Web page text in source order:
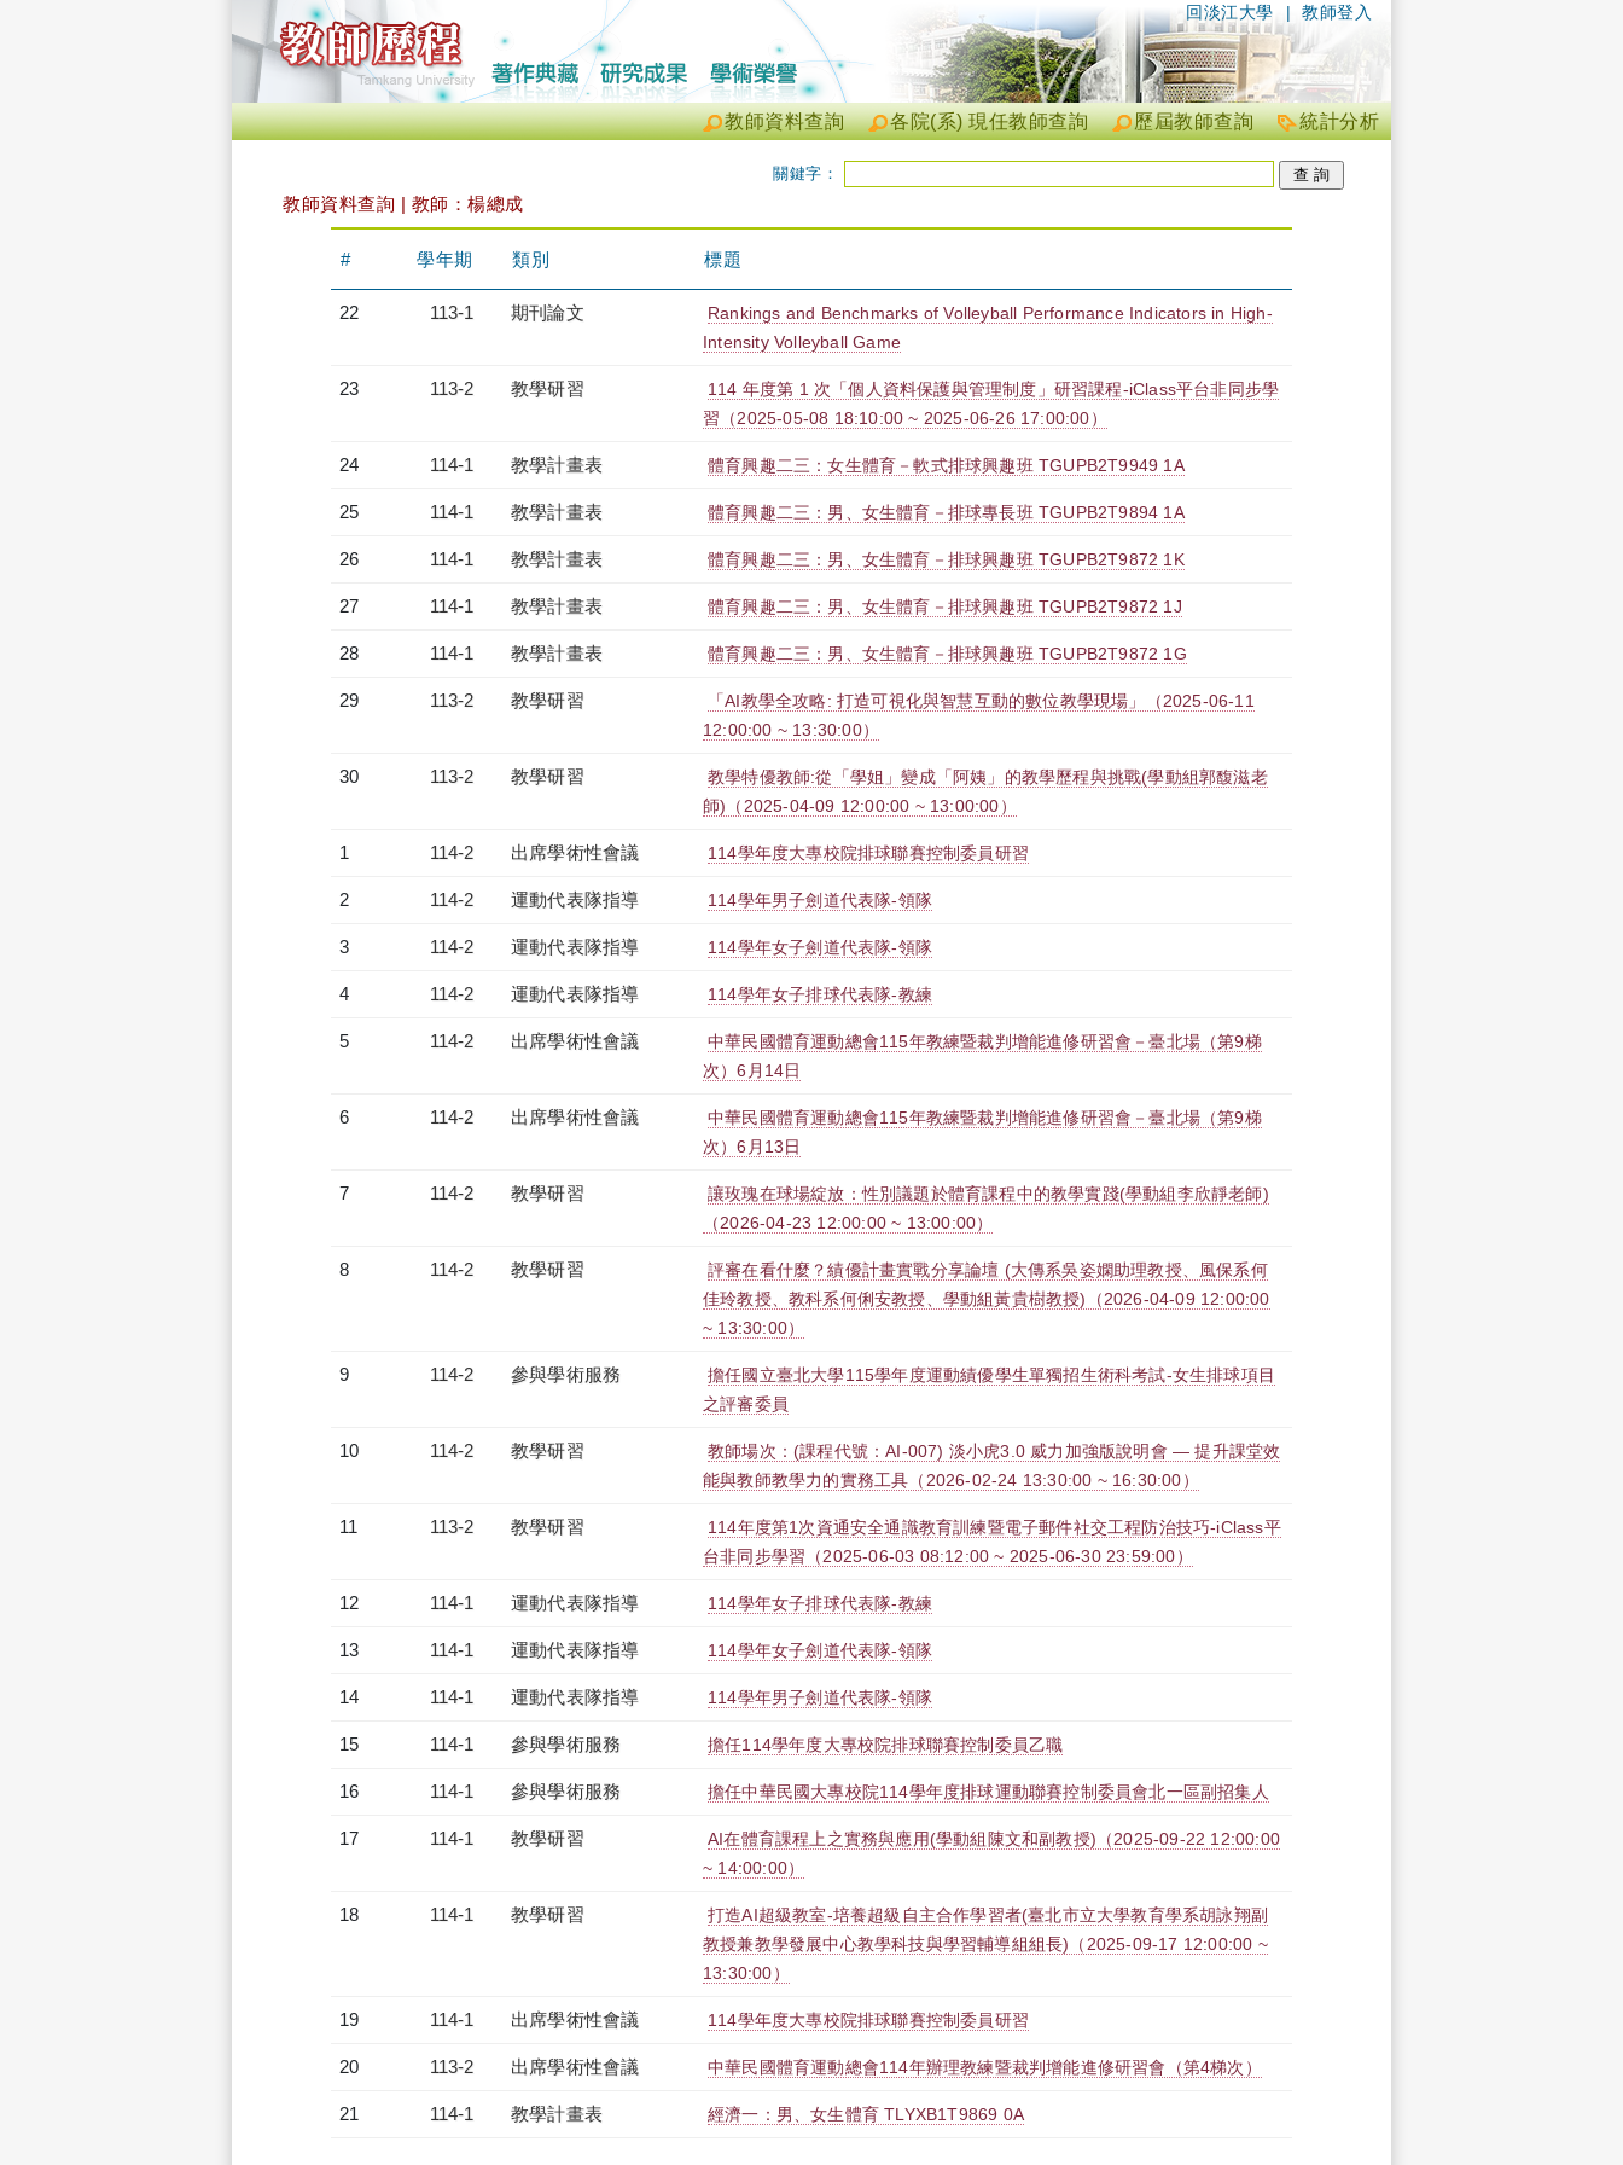
| 教師登入
回淡江大學
統計分析
歷屆教師查詢
各院(系) 現任教師查詢
教師資料查詢
關鍵字：
教師資料查詢 | 教師：楊總成
# 學年期 類別 標題
22 113-1 期刊論文
Rankings and Benchmarks of Volleyball Performance Indicators in High-
Intensity Volleyball Game
23 113-2 教學研習
114 年度第 1 次「個人資料保護與管理制度」研習課程-iClass平台非同步學
習（2025-05-08 18:10:00 ~ 2025-06-26 17:00:00）
24 114-1 教學計畫表 體育興趣二三：女生體育－軟式排球興趣班 TGUPB2T9949 1A
25 114-1 教學計畫表 體育興趣二三：男、女生體育－排球專長班 TGUPB2T9894 1A
26 114-1 教學計畫表 體育興趣二三：男、女生體育－排球興趣班 TGUPB2T9872 1K
27 114-1 教學計畫表 體育興趣二三：男、女生體育－排球興趣班 TGUPB2T9872 1J
28 114-1 教學計畫表 體育興趣二三：男、女生體育－排球興趣班 TGUPB2T9872 1G
29 113-2 教學研習
「AI教學全攻略: 打造可視化與智慧互動的數位教學現場」（2025-06-11
12:00:00 ~ 13:30:00）
30 113-2 教學研習
教學特優教師:從「學姐」變成「阿姨」的教學歷程與挑戰(學動組郭馥滋老
師)（2025-04-09 12:00:00 ~ 13:00:00）
1 114-2 出席學術性會議 114學年度大專校院排球聯賽控制委員研習
2 114-2 運動代表隊指導 114學年男子劍道代表隊-領隊
3 114-2 運動代表隊指導 114學年女子劍道代表隊-領隊
4 114-2 運動代表隊指導 114學年女子排球代表隊-教練
5 114-2 出席學術性會議
中華民國體育運動總會115年教練暨裁判增能進修研習會－臺北場（第9梯
次）6月14日
6 114-2 出席學術性會議
中華民國體育運動總會115年教練暨裁判增能進修研習會－臺北場（第9梯
次）6月13日
7 114-2 教學研習
讓玫瑰在球場綻放：性別議題於體育課程中的教學實踐(學動組李欣靜老師)
（2026-04-23 12:00:00 ~ 13:00:00）
8 114-2 教學研習
評審在看什麼？績優計畫實戰分享論壇 (大傳系吳姿嫻助理教授、風保系何
佳玲教授、教科系何俐安教授、學動組黃貴樹教授)（2026-04-09 12:00:00
~ 13:30:00）
9 114-2 參與學術服務
擔任國立臺北大學115學年度運動績優學生單獨招生術科考試-女生排球項目
之評審委員
10 114-2 教學研習
教師場次：(課程代號：AI-007) 淡小虎3.0 威力加強版說明會 — 提升課堂效
能與教師教學力的實務工具（2026-02-24 13:30:00 ~ 16:30:00）
11 113-2 教學研習
114年度第1次資通安全通識教育訓練暨電子郵件社交工程防治技巧-iClass平
台非同步學習（2025-06-03 08:12:00 ~ 2025-06-30 23:59:00）
12 114-1 運動代表隊指導 114學年女子排球代表隊-教練
13 114-1 運動代表隊指導 114學年女子劍道代表隊-領隊
14 114-1 運動代表隊指導 114學年男子劍道代表隊-領隊
15 114-1 參與學術服務 擔任114學年度大專校院排球聯賽控制委員乙職
16 114-1 參與學術服務 擔任中華民國大專校院114學年度排球運動聯賽控制委員會北一區副招集人
17 114-1 教學研習
AI在體育課程上之實務與應用(學動組陳文和副教授)（2025-09-22 12:00:00
~ 14:00:00）
18 114-1 教學研習
打造AI超級教室-培養超級自主合作學習者(臺北市立大學教育學系胡詠翔副
教授兼教學發展中心教學科技與學習輔導組組長)（2025-09-17 12:00:00 ~
13:30:00）
19 114-1 出席學術性會議 114學年度大專校院排球聯賽控制委員研習
20 113-2 出席學術性會議 中華民國體育運動總會114年辦理教練暨裁判增能進修研習會（第4梯次）
21 114-1 教學計畫表 經濟一：男、女生體育 TLYXB1T9869 0A